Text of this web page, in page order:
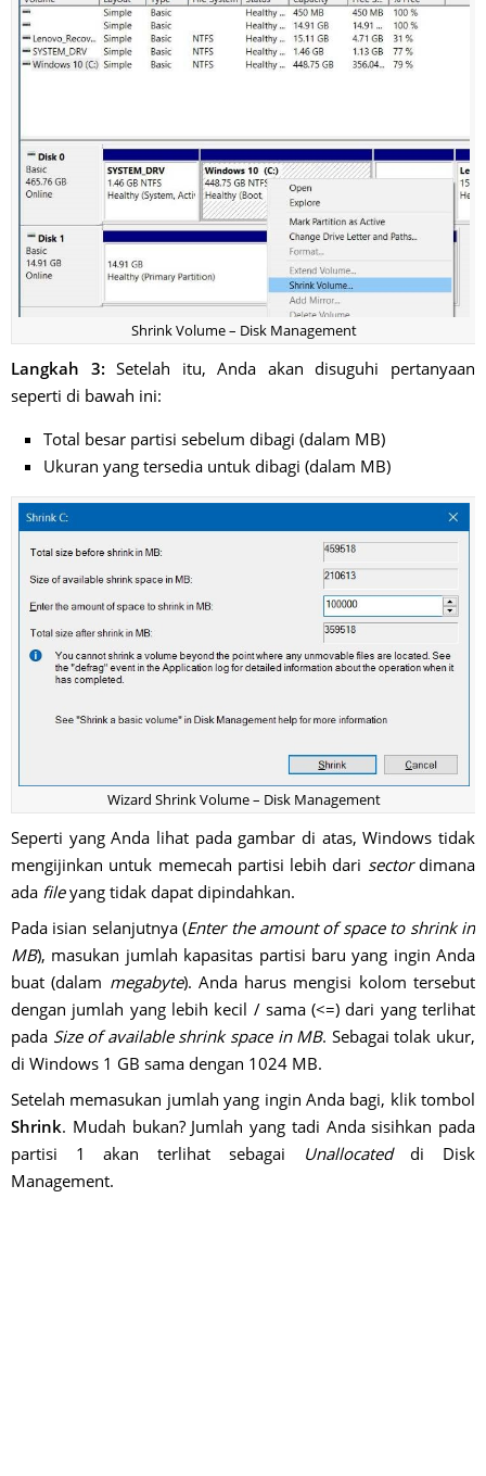
Shrink Volume – Disk Management
Langkah 3: Setelah itu, Anda akan disuguhi pertanyaan
seperti di bawah ini:
Total besar partisi sebelum dibagi (dalam MB)
Ukuran yang tersedia untuk dibagi (dalam MB)
Wizard Shrink Volume – Disk Management
Seperti yang Anda lihat pada gambar di atas, Windows tidak
mengijinkan untuk memecah partisi lebih dari sectordimana
ada fileyang tidak dapat dipindahkan.
Pada isian selanjutnya (Enter the amount of space to shrink in
MB), masukan jumlah kapasitas partisi baru yang ingin Anda
buat (dalam megabyte). Anda harus mengisi kolom tersebut
dengan jumlah yang lebih kecil / sama (<=) dari yang terlihat
pada Size of available shrink space in MB. Sebagai tolak ukur,
di Windows 1 GB sama dengan 1024 MB.
Setelah memasukan jumlah yang ingin Anda bagi, klik tombol
Shrink. Mudah bukan? Jumlah yang tadi Anda sisihkan pada
partisi 1 akan terlihat sebagai
Unallocateddi Disk
Management.